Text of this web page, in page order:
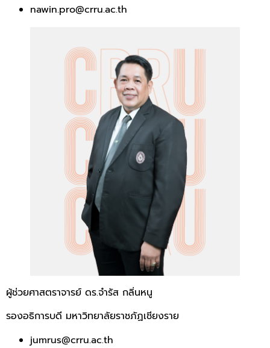
nawin.pro@crru.ac.th
ผู้ช่วยศาสตราจารย์ ดร.จำรัส กลิ่นหนู
รองอธิการบดี มหาวิทยาลัยราชภัฏเชียงราย
jumrus@crru.ac.th